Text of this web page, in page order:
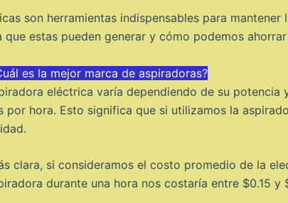
son herramientas indispensables para
que estas pueden generar y cómo podemos
es la mejor marca de aspiradoras?
eléctrica varía dependiendo de su
por hora. Esto significa que si utilizamos la
clara, si consideramos el costo promedio de la
durante una hora nos costaría entre $0.15 y